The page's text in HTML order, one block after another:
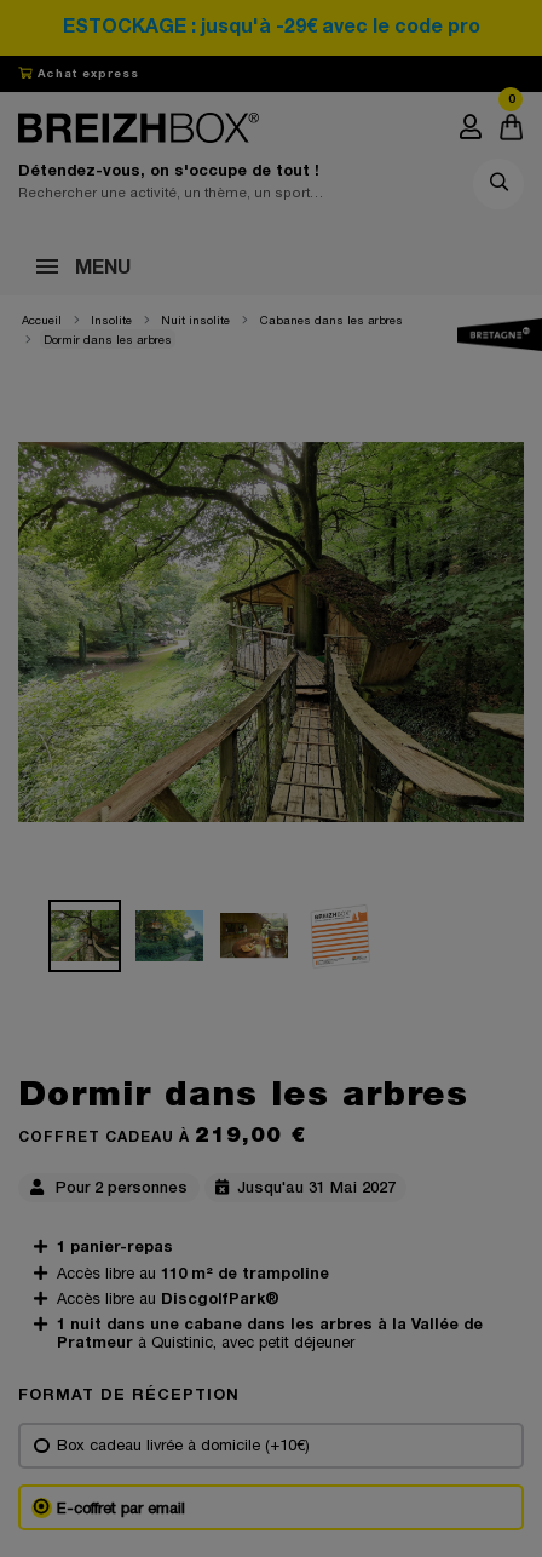
DESTOCKAGE : jusqu'à -29€ avec le code promo
Achat express
Détendez-vous, on s'occupe de tout !
0
MENU
Accueil Insolite Nuit insolite
Cabanes dans les arbres
Dormir dans les arbres
Dormir dans les arbres
COFFRET CADEAU À 219,00 €
Pour 2 personnes Jusqu'au 31 Mai 2027
1 panier-repas
Accès libre au 110 m² de trampoline
Accès libre au DiscgolfPark®
1 nuit dans une cabane dans les arbres à la Vallée de
Pratmeurà Quistinic, avec petit déjeuner
FORMAT DE RÉCEPTION
Box cadeau livrée à domicile (+10€)
E-coffret par email